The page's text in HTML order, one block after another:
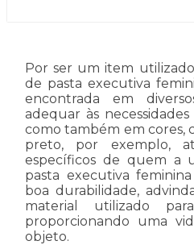
Por ser um item
de pasta executiva
encontrada em
adequar às
como também em cores,
preto, por exemplo,
específicos de quem a
pasta executiva
boa durabilidade,
material utilizado
proporcionando uma
objeto.